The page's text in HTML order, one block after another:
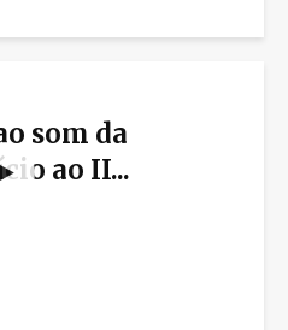
som da
ao II...